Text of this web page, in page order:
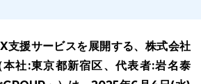
支援サービスを展開する、株式会社
社:東京都新宿区、代表者:岩名泰